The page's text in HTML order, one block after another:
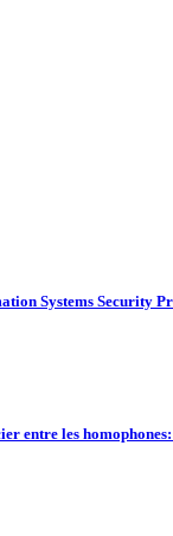
Systems Security
entre les homophones: